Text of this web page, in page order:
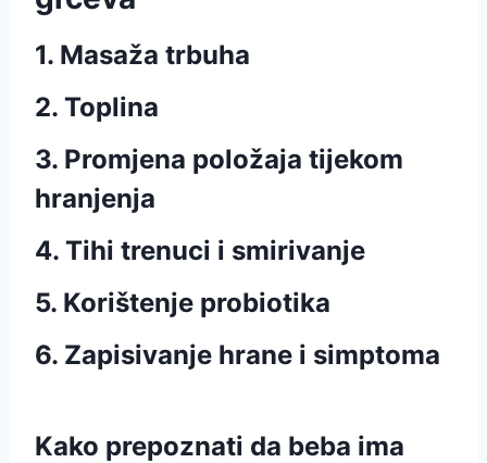
1. Masaža trbuha
2. Toplina
3. Promjena položaja tijekom
hranjenja
4. Tihi trenuci i smirivanje
5. Korištenje probiotika
6. Zapisivanje hrane i simptoma
Kako prepoznati da beba ima